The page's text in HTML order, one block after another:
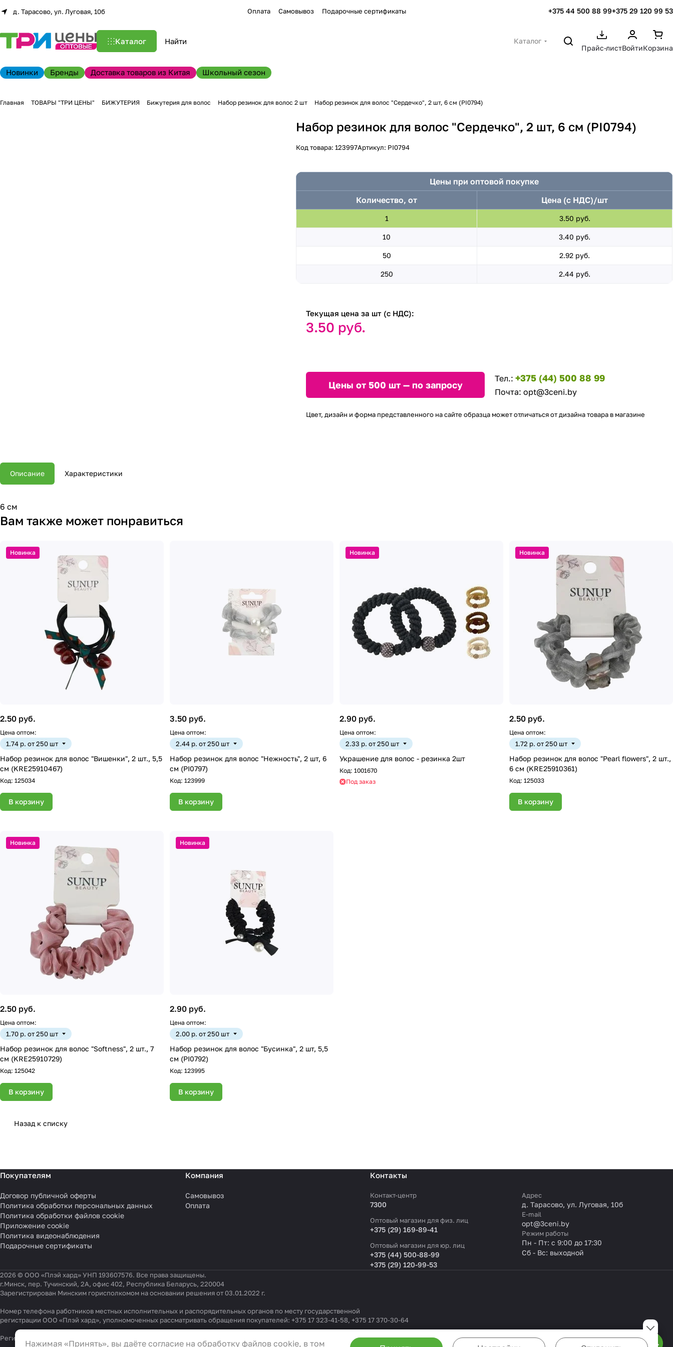
д. Тарасово, ул. Луговая, 10б Оплата Самовывоз Подарочные сертификаты +375 44 500 88 99+375 29 120 99 53
Каталог
Каталог
Прайс-листВойтиКорзина
Новинки Бренды Доставка товаров из Китая Школьный сезон
Главная ТОВАРЫ "ТРИ ЦЕНЫ" БИЖУТЕРИЯ Бижутерия для волос Набор резинок для волос 2 шт Набор резинок для волос "Сердечко", 2 шт, 6 см (PI0794)
Набор резинок для волос "Сердечко", 2 шт, 6 см (PI0794)
Код товара:123997Артикул: PI0794
Цены при оптовой покупке
Количество, от
Цена (с НДС)/шт
1 3.50 руб.
10 3.40 руб.
50 2.92 руб.
250 2.44 руб.
Текущая цена за шт (с НДС):
3.50 руб.
Цены от 500 шт — по запросу
Тел.: +375 (44) 500 88 99
Почта: opt@3ceni.by
Цвет, дизайн и форма представленного на сайте образца может отличаться от дизайна товара в магазине
Описание Характеристики
6 см
Вам также может понравиться
Новинка
2.50 руб.
Цена оптом:
1.74 р. от 250 шт
Набор резинок для волос "Вишенки", 2 шт., 5,5
см (KRE25910467)
Код: 125034
В корзину
3.50 руб.
Цена оптом:
2.44 р. от 250 шт
Набор резинок для волос "Нежность", 2 шт, 6
см (PI0797)
Код: 123999
В корзину
Новинка
2.90 руб.
Цена оптом:
2.33 р. от 250 шт
Украшение для волос - резинка 2шт
Код: 1001670
Под заказ
Новинка
2.50 руб.
Цена оптом:
1.72 р. от 250 шт
Набор резинок для волос "Pearl flowers", 2 шт.,
6 см (KRE25910361)
Код: 125033
В корзину
Новинка
2.50 руб.
Цена оптом:
1.70 р. от 250 шт
Набор резинок для волос "Softness", 2 шт., 7
см (KRE25910729)
Код: 125042
В корзину
Новинка
2.90 руб.
Цена оптом:
2.00 р. от 250 шт
Набор резинок для волос "Бусинка", 2 шт, 5,5
см (PI0792)
Код: 123995
В корзину
Назад к списку
Покупателям
Договор публичной оферты
Политика обработки персональных данных
Политика обработки файлов cookie
Приложение cookie
Политика видеонаблюдения
Подарочные сертификаты
Компания
Самовывоз
Оплата
Контакты
Контакт-центр
7300
Оптовый магазин для физ. лиц
+375 (29) 169-89-41
Оптовый магазин для юр. лиц
+375 (44) 500-88-99
+375 (29) 120-99-53
Адрес
д. Тарасово, ул. Луговая, 10б
E-mail
opt@3ceni.by
Режим работы
Пн - Пт: с 9:00 до 17:30
Сб - Вс: выходной
2026 © ООО «Плэй хард» УНП 193607576. Все права защищены.
г.Минск, пер. Тучинский, 2А, офис 402, Республика Беларусь, 220004
Зарегистрирован Минским горисполкомом на основании решения от 03.01.2022 г.
Номер телефона работников местных исполнительных и распорядительных органов по месту государственной
регистрации ООО «Плэй хард», уполномоченных рассматривать обращения покупателей: +375 17 323-41-58, +375 17 370-30-64
Регистрационный номер в Торговом реестре Республики Беларусь 541404 от 19.09.2022
Нажимая «Принять», вы даёте согласие на обработку файлов cookie, в том